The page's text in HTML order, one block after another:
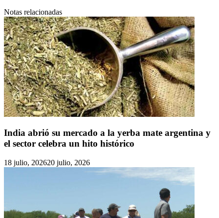
Notas relacionadas
India abrió su mercado a la yerba mate argentina y
el sector celebra un hito histórico
18 julio, 202620 julio, 2026